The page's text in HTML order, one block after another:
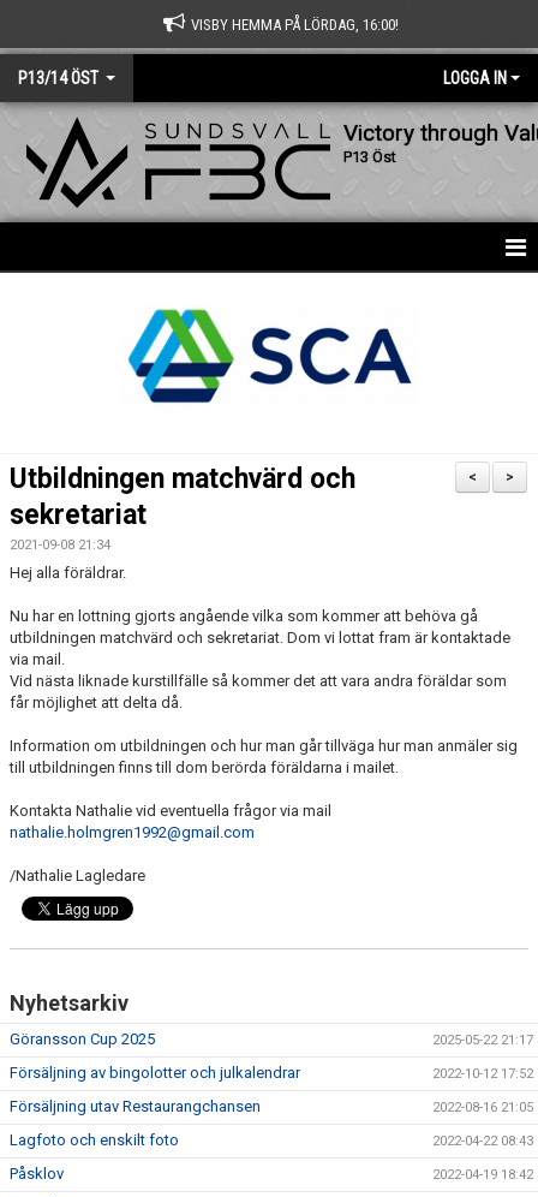
VISBY HEMMA PÅ LÖRDAG, 16:00!
P13/14 ÖST LOGGA IN
Victory through
P13 Öst
TRUPPEN
BILDGALLERI
DOKUMENT
KONTAKT
BETALNINGSINFORMATION
>
<
Utbildningen matchvärd och
sekretariat
2021-09-08 21:34
Hej alla föräldrar.
Nu har en lottning gjorts angående vilka som kommer att behöva gå
utbildningen matchvärd och sekretariat. Dom vi lottat fram är kontaktade
via mail.
Vid nästa liknade kurstillfälle så kommer det att vara andra föräldar som
får möjlighet att delta då.
Information om utbildningen och hur man går tillväga hur man anmäler sig
till utbildningen finns till dom berörda föräldarna i mailet.
Kontakta Nathalie vid eventuella frågor via mail
nathalie.holmgren1992@gmail.com
/Nathalie Lagledare
Nyhetsarkiv
Göransson Cup 2025 2025-05-22 21:17
Försäljning av bingolotter och julkalendrar 2022-10-12 17:52
Försäljning utav Restaurangchansen 2022-08-16 21:05
Lagfoto och enskilt foto 2022-04-22 08:43
Påsklov 2022-04-19 18:42